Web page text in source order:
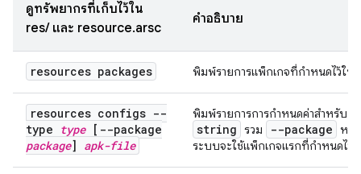
ดูทรัพยากรที่เก็บไว้ใน
res/ และ resource.arsc
คำอธิบาย
resources packages พิมพ์รายการแพ็กเกจที่กำหนดไว้ใน
resources configs --
type type[--package
package] apk-file
พิมพ์รายการการกำหนดค่าสำหรับ
string รวม --package หา
ระบบจะใช้แพ็กเกจแรกที่กำหนดไว้